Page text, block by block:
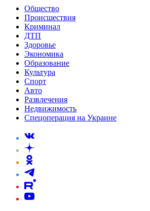
Общество
Происшествия
Криминал
ДТП
Здоровье
Экономика
Образование
Культура
Спорт
Авто
Развлечения
Недвижимость
Спецоперация на Украине